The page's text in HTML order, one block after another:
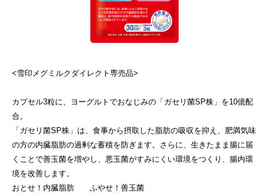
<雪印メグミルクダイレクト専売品>
カプセル3粒に、ヨーグルトでおなじみの「ガセリ菌SP株」を10億配
合。
「ガセリ菌SP株」は、食事から摂取した脂肪の吸収を抑え、肥満気味
の方の内臓脂肪の過剰な蓄積を防ぎます。さらに、生きたまま腸に届
くことで善玉菌を増やし、悪玉菌がすみにくい環境をつくり、腸内環
境を改善します。
おとせ！内臓脂肪 ふやせ！善玉菌